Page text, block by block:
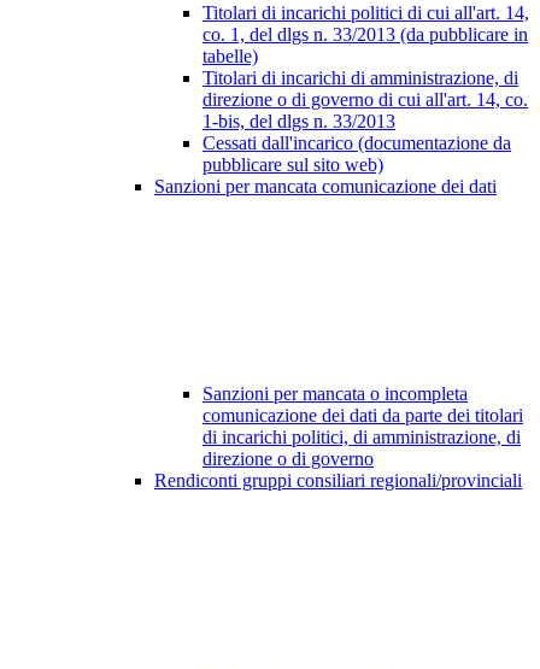
Titolari di incarichi politici di cui all'art. 14,
co. 1, del dlgs n. 33/2013 (da pubblicare in
tabelle)
Titolari di incarichi di amministrazione, di
direzione o di governo di cui all'art. 14, co.
1-bis, del dlgs n. 33/2013
Cessati dall'incarico (documentazione da
pubblicare sul sito web)
Sanzioni per mancata comunicazione dei dati
Sanzioni per mancata o incompleta
comunicazione dei dati da parte dei titolari
di incarichi politici, di amministrazione, di
direzione o di governo
Rendiconti gruppi consiliari regionali/provinciali